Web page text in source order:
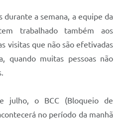
durante a semana, a equipe da
trabalhado também aos
visitas que não são efetivadas
quando muitas pessoas não
julho, o BCC (Bloqueio de
no período da manhã